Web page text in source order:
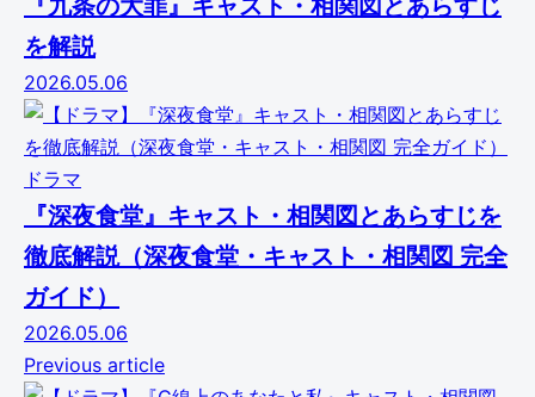
『九条の大罪』キャスト・相関図とあらすじ
を解説
2026.05.06
ドラマ
『深夜食堂』キャスト・相関図とあらすじを
徹底解説（深夜食堂・キャスト・相関図 完全
ガイド）
2026.05.06
Previous article